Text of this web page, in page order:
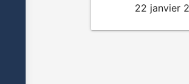
22 janvier